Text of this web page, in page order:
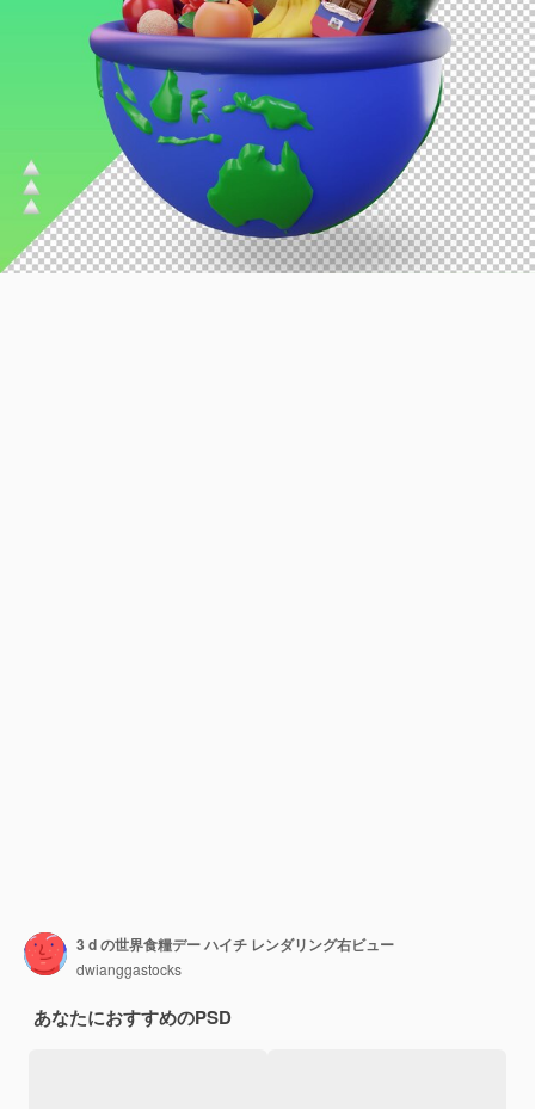
3 d の世界食糧デー ハイチ レンダリング右ビュー
dwianggastocks
あなたにおすすめのPSD